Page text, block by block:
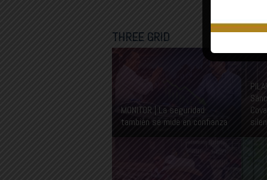
THREE GRID
MONITOR | La seguridad
también se mide en confianza